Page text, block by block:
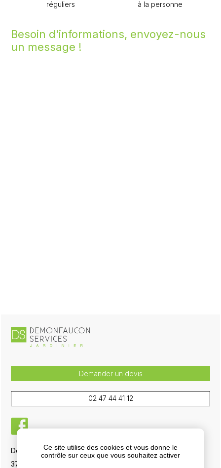
réguliers
à la personne
Demander un devis
02 47 44 41 12
facebook
Demonfaucon Services, 5 La Boisselière RD 751
37700 La Ville-aux-Dames
Besoin d'informations, envoyez-nous
un message !
Ce site utilise des cookies et vous donne le
contrôle sur ceux que vous souhaitez activer